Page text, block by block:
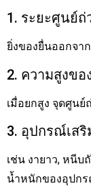
1. ระยะศูนย์ถ่
ยิ่งของยื่นออกจา
2. ความสูงขอ
เมื่อยกสูง จุดศูนย์
3. อุปกรณ์เส
เช่น งายาว, หนีบ
น้ำหนักของอุปก